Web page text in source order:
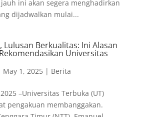
ini akan segera menghadirkan
dijadwalkan mulai...
Lulusan Berkualitas: Ini Alasan
Universitas
May 1, 2025| Berita
–Universitas Terbuka (UT)
pengakuan membanggakan.